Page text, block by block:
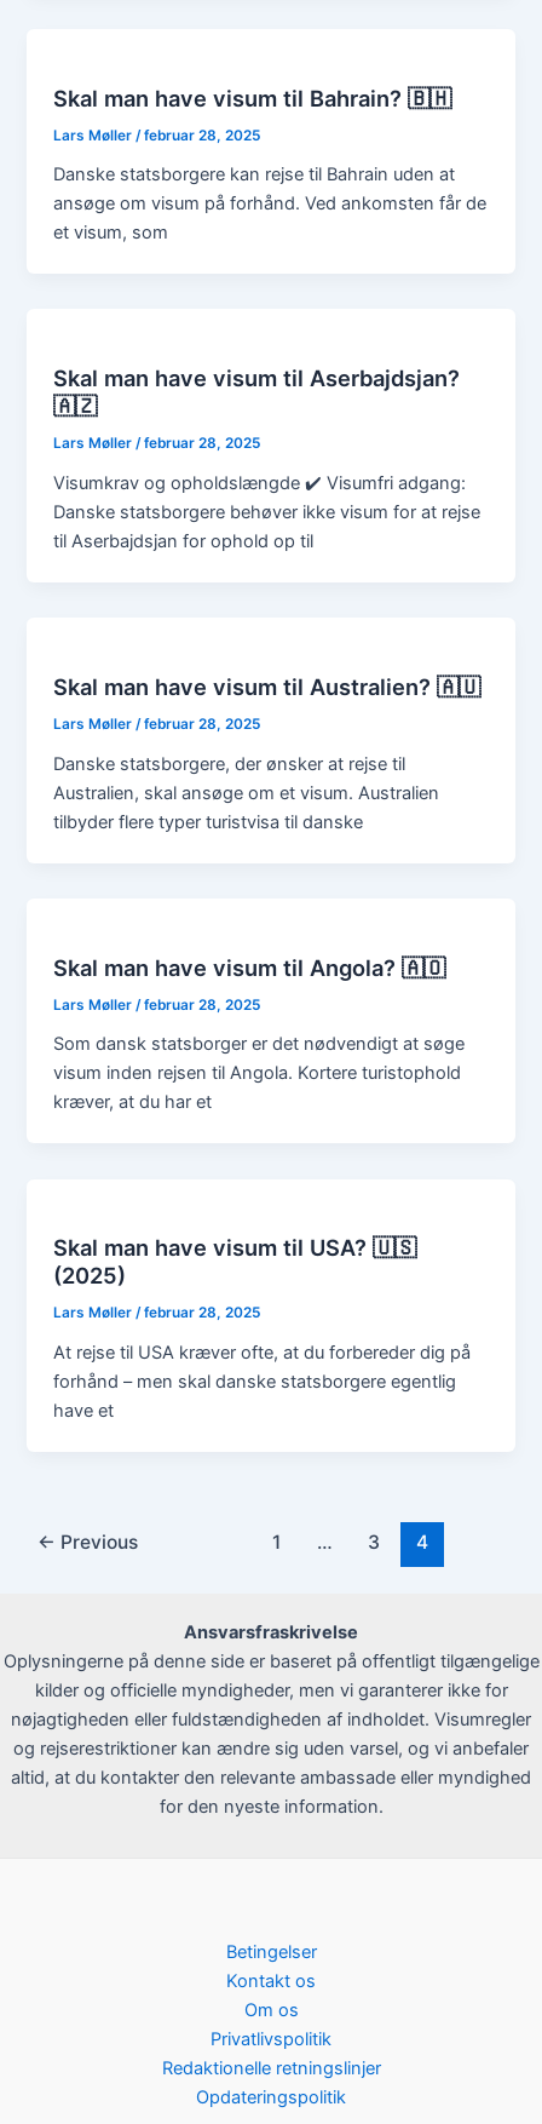
Skal man have visum til Bahrain? 🇧🇭
Lars Møller /februar 28, 2025
Danske statsborgere kan rejse til Bahrain uden at
ansøge om visum på forhånd. Ved ankomsten får de
et visum, som
Skal man have visum til Aserbajdsjan?
🇦🇿
Lars Møller/februar 28, 2025
Visumkrav og opholdslængde ✔️ Visumfri adgang:
Danske statsborgere behøver ikke visum for at rejse
til Aserbajdsjan for ophold op til
Skal man have visum til Australien? 🇦🇺
Lars Møller/februar 28, 2025
Danske statsborgere, der ønsker at rejse til
Australien, skal ansøge om et visum. Australien
tilbyder flere typer turistvisa til danske
Skal man have visum til Angola? 🇦🇴
Lars Møller /februar 28, 2025
Som dansk statsborger er det nødvendigt at søge
visum inden rejsen til Angola. Kortere turistophold
kræver, at du har et
Skal man have visum til USA? 🇺🇸
(2025)
Lars Møller/februar 28, 2025
At rejse til USA kræver ofte, at du forbereder dig på
forhånd – men skal danske statsborgere egentlig
have et
← Previous 1 … 3 4
Ansvarsfraskrivelse
Oplysningerne på denne side er baseret på offentligt tilgængelige
kilder og officielle myndigheder, men vi garanterer ikke for
nøjagtigheden eller fuldstændigheden af indholdet. Visumregler
og rejserestriktioner kan ændre sig uden varsel, og vi anbefaler
altid, at du kontakter den relevante ambassade eller myndighed
for den nyeste information.
Betingelser
Kontakt os
Om os
Privatlivspolitik
Redaktionelle retningslinjer
Opdateringspolitik